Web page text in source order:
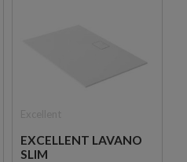
EXCELLENT LAVANO
SLIM